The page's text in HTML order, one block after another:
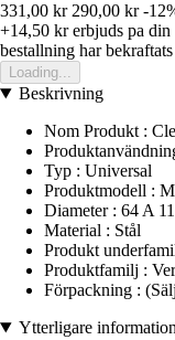
331,00 kr 290,00 kr -
+14,50 krerbjuds pa din
bestallning har bekraftats
Loading...
Beskrivning
Nom Produkt :
Typ : Universal
Produktmodell :
Diameter : 64 A
Material : Stål
Produkt
Produktfamilj :
Förpackning :
Ytterligare information